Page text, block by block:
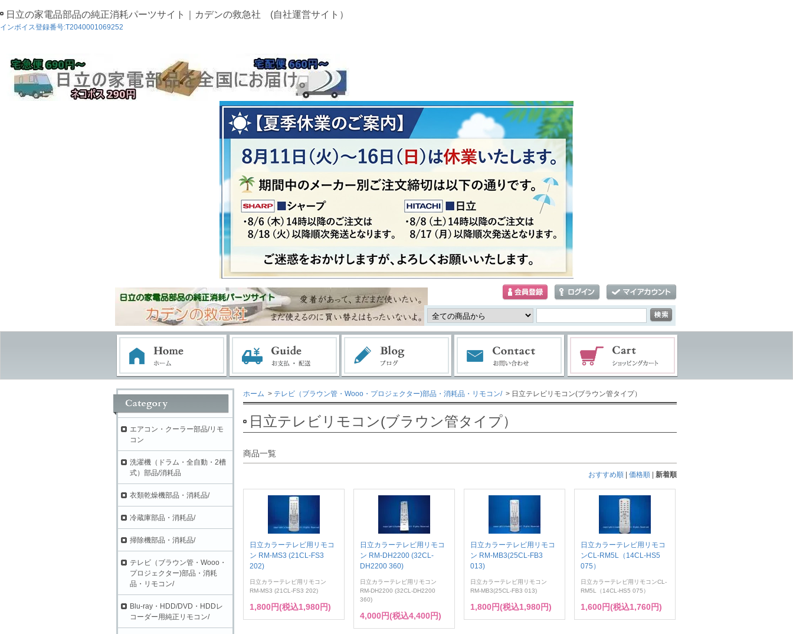
日立の家電品部品の純正消耗パーツサイト｜カデンの救急社 (自社運営サイト）
インボイス登録番号:T2040001069252
ホーム > テレビ（ブラウン管・Wooo・プロジェクター)部品・消耗品・リモコン/ > 日立テレビリモコン(ブラウン管タイプ）
日立テレビリモコン(ブラウン管タイプ）
商品一覧
おすすめ順 価格順 新着順
日立カラーテレビ用リモコ
ン RM-MS3 (21CL-FS3
202)
日立カラーテレビ用リモコン
RM-MS3 (21CL-FS3 202)
1,800円(税込1,980円)
日立カラーテレビ用リモコ
ン RM-DH2200 (32CL-
DH2200 360)
日立カラーテレビ用リモコン
RM-DH2200 (32CL-DH2200
360)
4,000円(税込4,400円)
日立カラーテレビ用リモコ
ン RM-MB3(25CL-FB3
013)
日立カラーテレビ用リモコン
RM-MB3(25CL-FB3 013)
1,800円(税込1,980円)
日立カラーテレビ用リモコ
ンCL-RM5L（14CL-HS5
075）
日立カラーテレビ用リモコンCL-
RM5L（14CL-HS5 075）
1,600円(税込1,760円)
エアコン・クーラー部品/リモ
コン
洗濯機（ドラム・全自動・2槽
式）部品/消耗品
衣類乾燥機部品・消耗品/
冷蔵庫部品・消耗品/
掃除機部品・消耗品/
テレビ（ブラウン管・Wooo・
プロジェクター)部品・消耗
品・リモコン/
Blu-ray・HDD/DVD・HDDレ
コーダー用純正リモコン/